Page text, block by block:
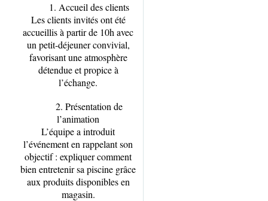
1. Accueil des clients
Les clients invités ont été
accueillis à partir de 10h avec
un petit-déjeuner convivial,
favorisant une atmosphère
détendue et propice à
l’échange.
2. Présentation de
l’animation
L’équipe a introduit
l’événement en rappelant son
objectif : expliquer comment
bien entretenir sa piscine grâce
aux produits disponibles en
magasin.